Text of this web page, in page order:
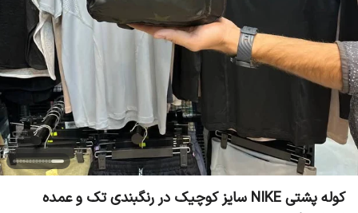
کوله پشتی NIKE سایز کوچیک در رنگبندی تک و عمده